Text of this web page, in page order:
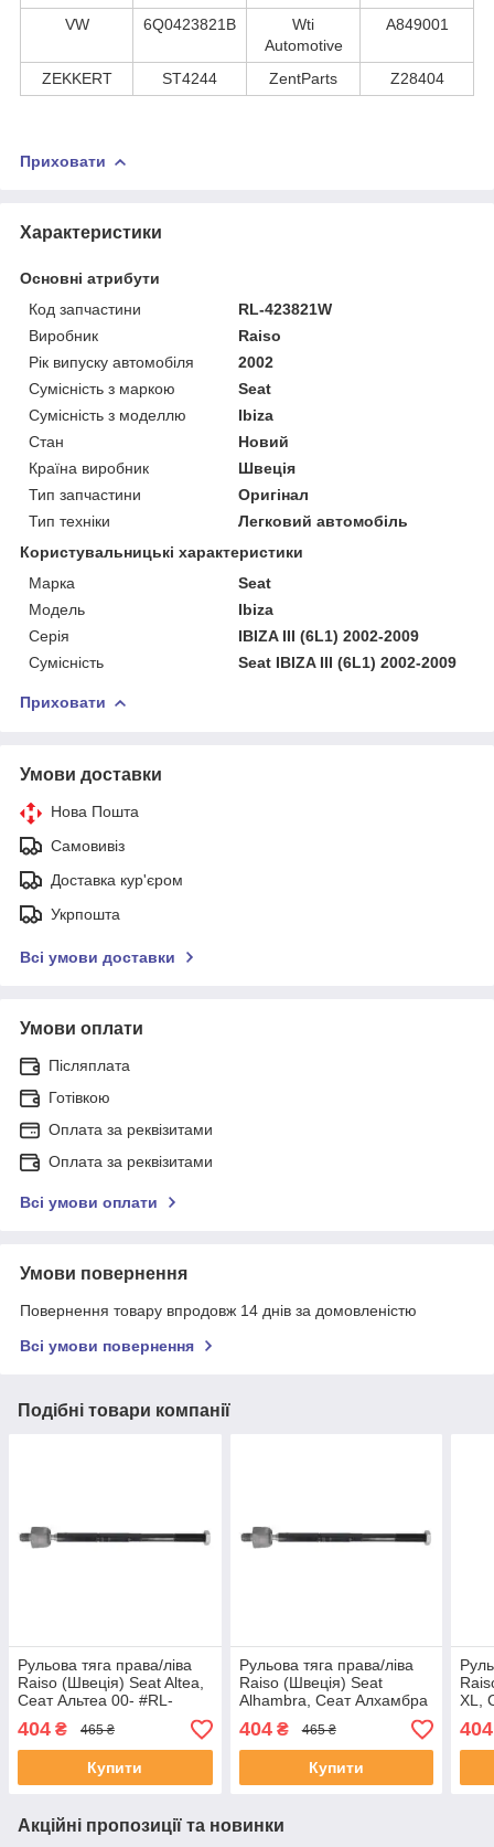
VW 6Q0423821B
Wti
Automotive
A849001
ZEKKERT ST4244 ZentParts Z28404
Приховати
Характеристики
Основні атрибути
Код запчастини
RL-423821W
Виробник
Raiso
Рік випуску автомобіля
2002
Сумісність з маркою
Seat
Сумісність з моделлю
Ibiza
Стан
Новий
Країна виробник
Швеція
Тип запчастини
Оригінал
Тип техніки
Легковий автомобіль
Користувальницькі характеристики
Марка
Seat
Мoдель
Ibiza
Серія
IBIZA III (6L1) 2002-2009
Сумісність
Seat IBIZA III (6L1) 2002-2009
Приховати
Умови доставки
Нова Пошта
Самовивіз
Доставка кур'єром
Укрпошта
Всі умови доставки
Умови оплати
Післяплата
Готівкою
Оплата за реквізитами
Оплата за реквізитами
Всі умови оплати
Умови повернення
Повернення товару впродовж 14 днів за домовленістю
Всі умови повернення
Подібні товари компанії
Рульова тяга права/ліва
Raiso (Швеція) Seat Altea,
Сеат Альтеа 00- #RL-
104810W UAXDEPG4
404 ₴ 465 ₴
Купити
Рульова тяга права/ліва
Raiso (Швеція) Seat
Alhambra, Сеат Алхамбра
00- #RL-104810W
UAAIGZG4
404₴ 465 ₴
Купити
XL,
404
Акційні пропозиції та новинки